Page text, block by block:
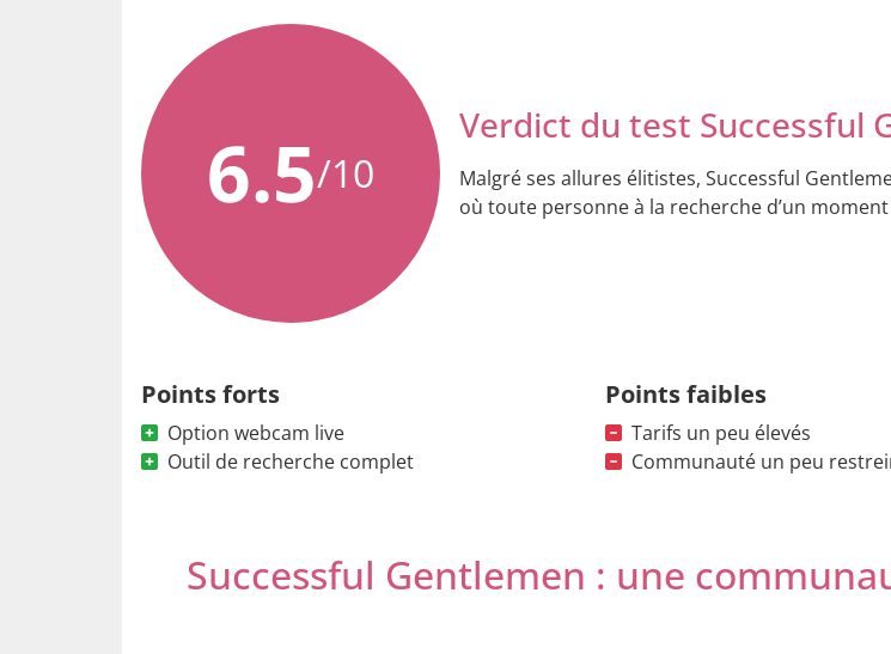
6.5/10
Verdict du test Successful
Malgré ses allures élitistes, Successful
où toute personne à la recherche d’un
Points forts
Option webcam live
Outil de recherche complet
Points faibles
Tarifs un peu élevés
Communauté un peu
Successful Gentlemen : une